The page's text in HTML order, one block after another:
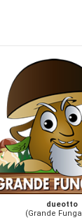
dueotto
(Grande